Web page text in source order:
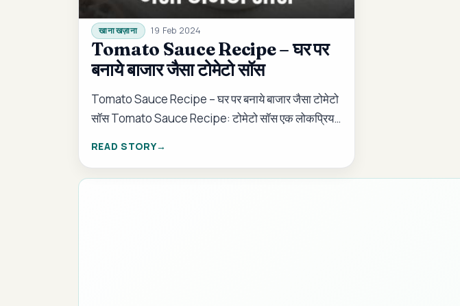
खाना खज़ाना 19 Feb 2024
Tomato Sauce Recipe – घर पर
बनाये बाजार जैसा टोमेटो सॉस
Tomato Sauce Recipe – घर पर बनाये बाजार जैसा टोमेटो
सॉस Tomato Sauce Recipe: टोमेटो सॉस एक लोकप्रिय
READ STORY